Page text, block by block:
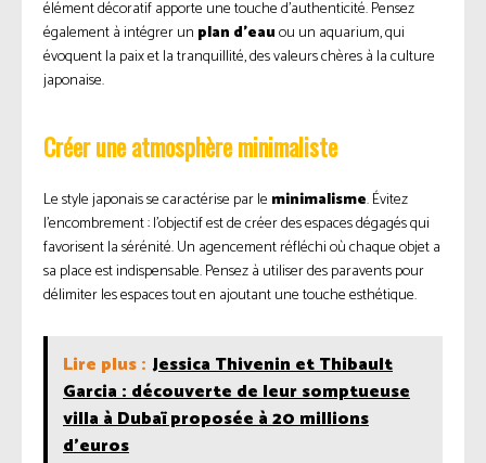
élément décoratif apporte une touche d’authenticité. Pensez
également à intégrer un plan d’eauou un aquarium, qui
évoquent la paix et la tranquillité, des valeurs chères à la culture
japonaise.
Créer une atmosphère minimaliste
Le style japonais se caractérise par le minimalisme. Évitez
l’encombrement : l’objectif est de créer des espaces dégagés qui
favorisent la sérénité. Un agencement réfléchi où chaque objet a
sa place est indispensable. Pensez à utiliser des paravents pour
délimiter les espaces tout en ajoutant une touche esthétique.
Lire plus : Jessica Thivenin et Thibault
Garcia : découverte de leur somptueuse
villa à Dubaï proposée à 20 millions
d’euros